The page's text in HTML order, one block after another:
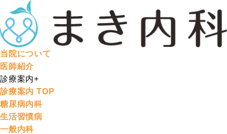
当院について
医師紹介
診療案内+
診療案内 TOP
糖尿病内科
生活習慣病
一般内科